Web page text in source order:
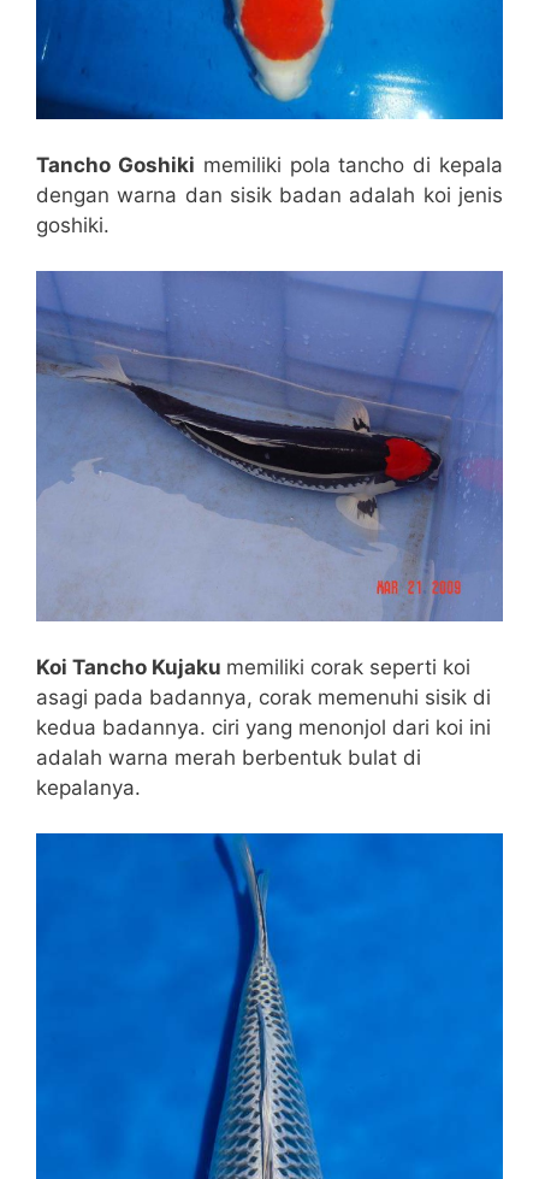
Tancho Goshiki memiliki pola tancho di kepala
dengan warna dan sisik badan adalah koi jenis
goshiki.
Koi Tancho Kujaku memiliki corak seperti koi
asagi pada badannya, corak memenuhi sisik di
kedua badannya. ciri yang menonjol dari koi ini
adalah warna merah berbentuk bulat di
kepalanya.